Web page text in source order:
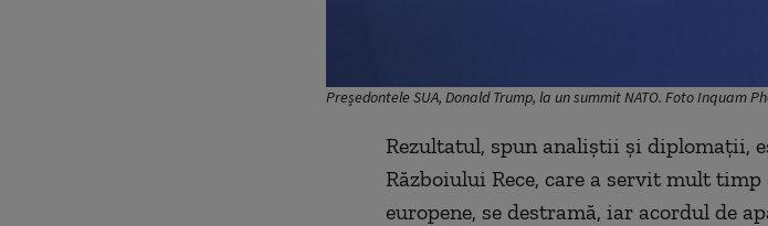
Președontele SUA, Donald Trump, la un summit NATO. Foto Inquam
Rezultatul, spun analiştii şi diplomaţii,
Războiului Rece, care a servit mult
europene, se destramă, iar acordul de